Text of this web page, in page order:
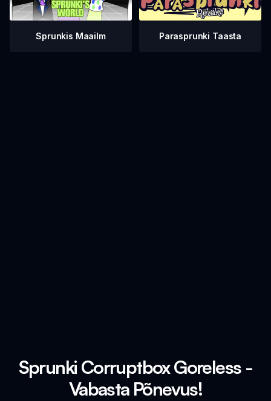
Sprunkis Maailm Parasprunki Taasta
Sprunki Corruptbox Goreless -
Vabasta Põnevus!